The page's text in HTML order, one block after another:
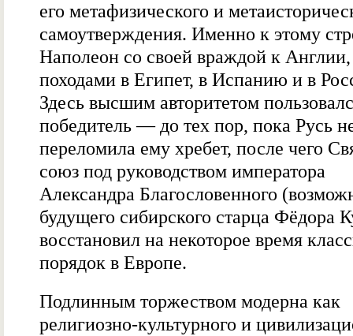
его метафизического и
самоутверждения. Именно к этому
Наполеон со своей враждой к
походами в Египет, в Испанию и в
Здесь высшим авторитетом
победитель — до тех пор, пока Русь
переломила ему хребет, после чего
союз под руководством императора
Александра Благословенного
будущего сибирского старца Фёдора
восстановил на некоторое время
порядок в Европе.
Подлинным торжеством модерна как
религиозно-культурного и